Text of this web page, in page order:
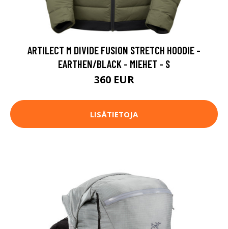
ARTILECT M DIVIDE FUSION STRETCH HOODIE -
EARTHEN/BLACK - MIEHET - S
360 EUR
LISÄTIETOJA